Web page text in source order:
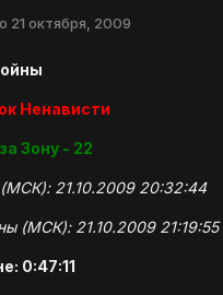
21 октября, 2009
Ненависти
Зону - 22
21.10.2009 20:32:44
(МСК): 21.10.2009 21:19:55
0:47:11